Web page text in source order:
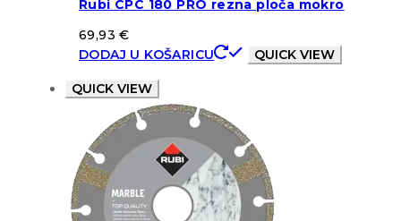
Rubi CPC 180 PRO rezna ploča mokro
69,93€
DODAJ U KOŠARICU
QUICK VIEW
QUICK VIEW